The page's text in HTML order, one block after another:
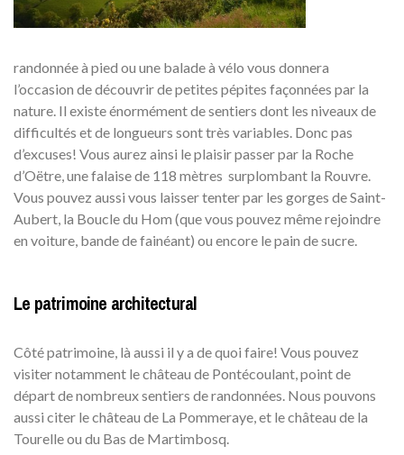
randonnée à pied ou une balade à vélo vous donnera
l’occasion de découvrir de petites pépites façonnées par la
nature. Il existe énormément de sentiers dont les niveaux de
difficultés et de longueurs sont très variables. Donc pas
d’excuses! Vous aurez ainsi le plaisir passer par la Roche
d’Oëtre, une falaise de 118 mètres surplombant la Rouvre.
Vous pouvez aussi vous laisser tenter par les gorges de Saint-
Aubert, la Boucle du Hom (que vous pouvez même rejoindre
en voiture, bande de fainéant) ou encore le pain de sucre.
Le patrimoine architectural
Côté patrimoine, là aussi il y a de quoi faire! Vous pouvez
visiter notamment le château de Pontécoulant, point de
départ de nombreux sentiers de randonnées. Nous pouvons
aussi citer le château de La Pommeraye, et le château de la
Tourelle ou du Bas de Martimbosq.